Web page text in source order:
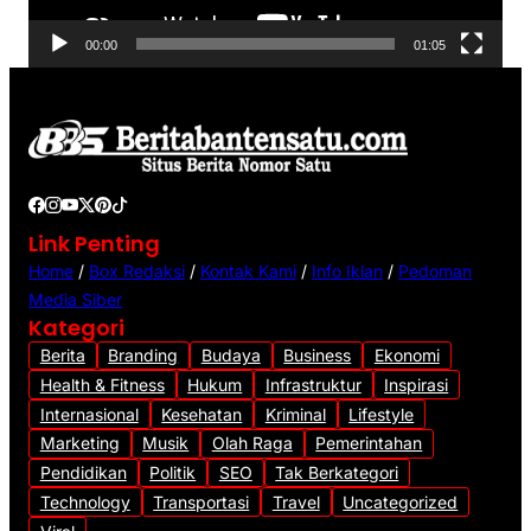
o
00:00 01:05
Link Penting
Home / Box Redaksi / Kontak Kami / Info Iklan / Pedoman
Media Siber
Kategori
Berita Branding Budaya Business
Ekonomi
Health & Fitness
Hukum Infrastruktur
Inspirasi
Internasional
Kesehatan Kriminal
Lifestyle
Marketing
Musik Olah Raga
Pemerintahan
Pendidikan
Politik SEO
Tak Berkategori
Technology
Transportasi Travel
Uncategorized